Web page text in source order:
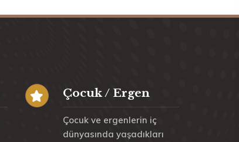
Çocuk / Ergen
Çocuk ve ergenlerin iç
dünyasında yaşadıkları